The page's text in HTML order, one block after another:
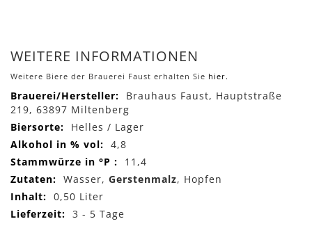
WEITERE INFORMATIONEN
Weitere Biere der Brauerei Faust erhalten Sie hier.
Mehr
Informationen
Brauhaus Faust, Hauptstraße
219, 63897 Miltenberg
Helles / Lager
4,8
11,4
Wasser, Gerstenmalz, Hopfen
0,50 Liter
3 - 5 Tage